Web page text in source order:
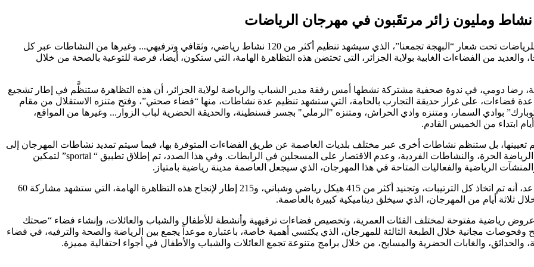
تنطلق، الخميس المقبل، الطبعة الثالثة من مهرجان الجزائر العاصمة للرياضات تحت شعار “البهجة تجمعنا”، الذي سيشهد تنظيم أكثر من 120 نشاط رياضي، وثقافي وترفيهي... وغيرها من النشاطات عبر كل
من 18 إلى 20 جوان الجاري عبر 14 موقعا، و21 مسبحا، والعديد من الفضاءات الغابية بولاية الجزائر، التي تحتضن هذه التظاهرة الهامة، التي ستكون، أيضا، فرصة للتوعية بالصحة من خلال
رضا دومي، في ندوة صحفية مشتركة نشطها أمس رفقة مدير الشباب والرياضة لولاية الجزائر، أن هذه التظاهرة ستنظَّم في إطار تشجيع
فضاءات، على غرار حديقة التجارب بالحامة، التي ستشهد تنظيم عدة نشاطات، منها “فضاء صحتي”، وفتح متنزه الاستقلال من مقام
بوادي السمار، ومتنزه وادي الحراش، ومتنزه "الرملي" بجسر قسنطينة، والحديقة الحضرية لباب الزوار... وغيرها من المواقع،
ابتداء من الخميس القادم.
إلى أن النشاطات لا تقتصر على الأقطاب الـ 14 التي تم تعيينها، بل ستنظم نشاطات أخرى عبر مختلف بلديات العاصمة عن طريق الفضاءات المتوفرة بها، فيما سيتم تمديد نشاطات المهرجان إلى
ساعات متأخرة من الليل، فضلا عن عودة المشاركين الأحرار، لتطوير الرياضة الحرة، والنشاطات الفردية، وعدم الاقتصار على المسجلين في الرابطات. وفي هذا الصدد، تم إطلاق تطبيق “ sportal” لتمكين
الرياضية والفعاليات المتاحة في هذا المهرجان، الذي سيجعل العاصمة مدينة رياضية بامتياز.
ومن جهته، أوضح مدير الشباب والرياضة لولاية الجزائر محمد أمين ساعد، أنه تم اتخاذ كل الترتيبات، وتجنيد أكثر من 415 هيكل رياضي وشباني، و215 إطار لإنجاح هذه التظاهرة الهامة، التي ستشهد مشاركة 60
رياضية مفتوحة لمختلف الفئات العمرية، وتخصيص فضاءات ترفيهية وأنشطة للأطفال والشباب والعائلات، وإنشاء فضاء “صحتك
وفحوصات مجانية خلال الطبعة الثالثة للمهرجان، الذي يكتسي أهمية خاصة، باعتباره موعداً يجمع بين الرياضة والصحة والترفيه، في فضاء
والغابات الحضرية والمسابح، من خلال برامج متنوعة تجمع العائلات والشباب والأطفال في أجواء احتفالية مميزة.